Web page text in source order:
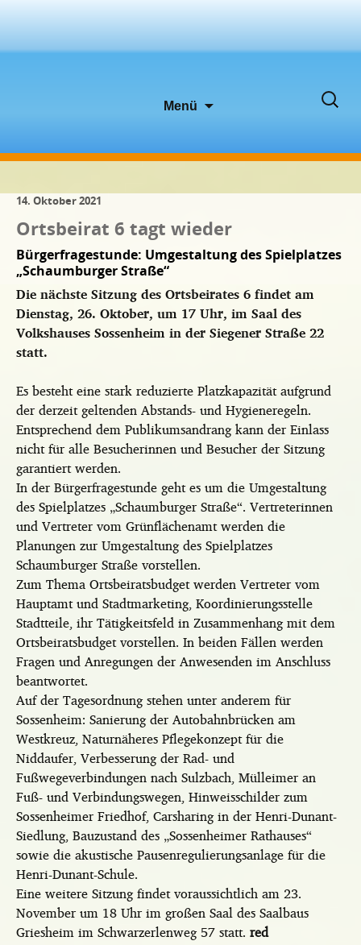
Menü
Suchen
14. Oktober 2021
Ortsbeirat 6 tagt wieder
Bürgerfragestunde: Umgestaltung des Spielplatzes
„Schaumburger Straße“
Die nächste Sitzung des Ortsbeirates 6 findet am
Dienstag, 26. Oktober, um 17 Uhr, im Saal des
Volkshauses Sossenheim in der Siegener Straße 22
statt.
Es besteht eine stark reduzierte Platzkapazität aufgrund
der derzeit geltenden Abstands- und Hygieneregeln.
Entsprechend dem Publikumsandrang kann der Einlass
nicht für alle Besucherinnen und Besucher der Sitzung
garantiert werden.
In der Bürgerfragestunde geht es um die Umgestaltung
des Spielplatzes „Schaumburger Straße“. Vertreterinnen
und Vertreter vom Grünflächenamt werden die
Planungen zur Umgestaltung des Spielplatzes
Schaumburger Straße vorstellen.
Zum Thema Ortsbeiratsbudget werden Vertreter vom
Hauptamt und Stadtmarketing, Koordinierungsstelle
Stadtteile, ihr Tätigkeitsfeld in Zusammenhang mit dem
Ortsbeiratsbudget vorstellen. In beiden Fällen werden
Fragen und Anregungen der Anwesenden im Anschluss
beantwortet.
Auf der Tagesordnung stehen unter anderem für
Sossenheim: Sanierung der Autobahnbrücken am
Westkreuz, Naturnäheres Pflegekonzept für die
Niddaufer, Verbesserung der Rad- und
Fußwegeverbindungen nach Sulzbach, Mülleimer an
Fuß- und Verbindungswegen, Hinweisschilder zum
Sossenheimer Friedhof, Carsharing in der Henri-Dunant-
Siedlung, Bauzustand des „Sossenheimer Rathauses“
sowie die akustische Pausenregulierungsanlage für die
Henri-Dunant-Schule.
Eine weitere Sitzung findet voraussichtlich am 23.
November um 18 Uhr im großen Saal des Saalbaus
Griesheim im Schwarzerlenweg 57 statt. red